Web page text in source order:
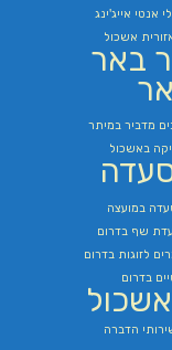
אנטי אייג'ינג
אשכול
באר
מדביר במיתר
באשכול
במועצה
שף בדרום
לזוגות בדרום
בדרום
הדברה